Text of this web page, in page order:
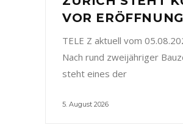
VOR ERÖFFNUNG
TELE Z aktuell vom
Nach rund zweijähriger
steht eines der
5. August 2026